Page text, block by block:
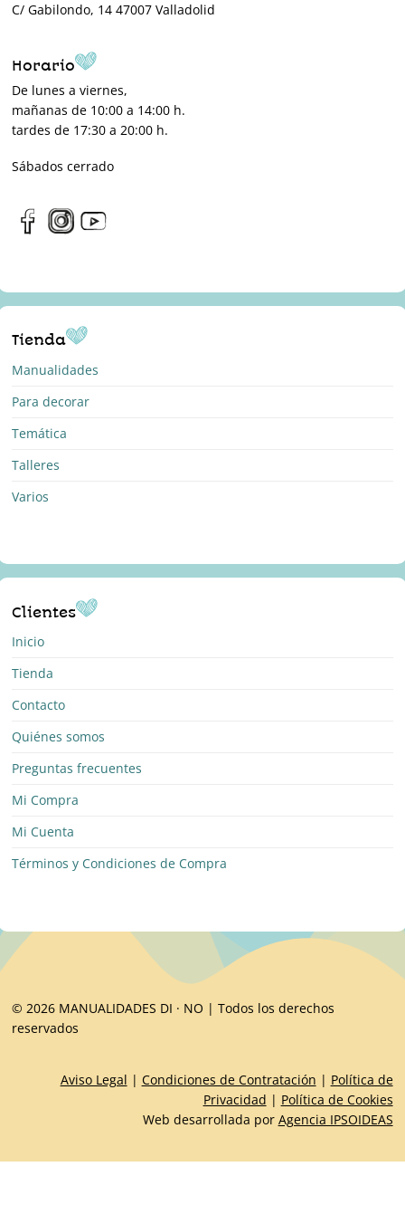
C/ Gabilondo, 14 47007 Valladolid
Horario
De lunes a viernes,
mañanas de 10:00 a 14:00 h.
tardes de 17:30 a 20:00 h.
Sábados cerrado
Tienda
Manualidades
Para decorar
Temática
Talleres
Varios
Clientes
Inicio
Tienda
Contacto
Quiénes somos
Preguntas frecuentes
Mi Compra
Mi Cuenta
Términos y Condiciones de Compra
© 2026 MANUALIDADES DI · NO | Todos los derechos
reservados
Aviso Legal | Condiciones de Contratación | Política de
Privacidad | Política de Cookies
Web desarrollada por Agencia IPSOIDEAS